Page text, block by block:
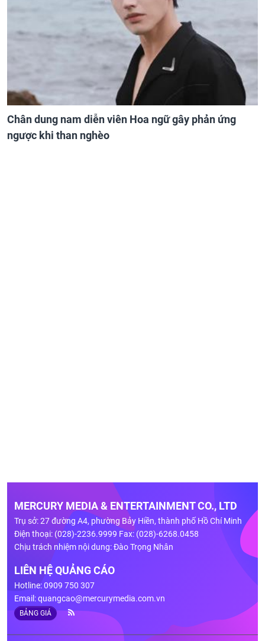
Chân dung nam diễn viên Hoa ngữ gây phản ứng
ngược khi than nghèo
MERCURY MEDIA & ENTERTAINMENT CO., LTD
Trụ sở: 27 đường A4, phường Bảy Hiền, thành phố Hồ Chí Minh
Điện thoại: (028)-2236.9999 Fax: (028)-6268.0458
Chịu trách nhiệm nội dung: Đào Trọng Nhân
LIÊN HỆ QUẢNG CÁO
Hotline: 0909 750 307
Email:quangcao@mercurymedia.com.vn
BẢNG GIÁ